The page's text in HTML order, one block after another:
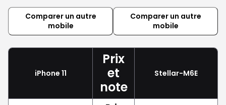
Comparer un autre
mobile
Comparer un autre
mobile
iPhone 11
Prix
et
note
Stellar-M6E